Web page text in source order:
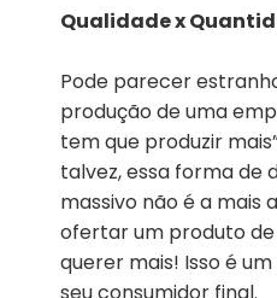
Qualidade x
Pode parecer
produção de uma
tem que produzir
talvez, essa forma de
massivo não é a mais
ofertar um produto de
querer mais! Isso é